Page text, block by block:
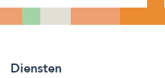
Diensten